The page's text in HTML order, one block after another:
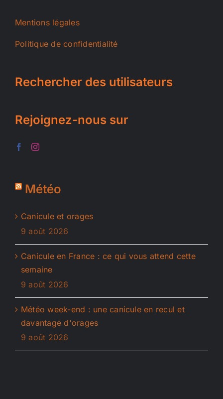
Mentions légales
Politique de confidentialité
Rechercher des utilisateurs
Rejoignez-nous sur
Météo
Canicule et orages
9 août 2026
Canicule en France : ce qui vous attend cette
semaine
9 août 2026
Météo week-end : une canicule en recul et
davantage d'orages
9 août 2026